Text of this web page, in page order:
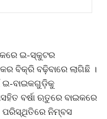
ଇ-ସ୍କୁଟର
ବିକ୍ରି ବଢ଼ିବାରେ ଲାଗିଛି ।
ଇ-ବାଇକଗୁଡ଼ିକୁ
ବର୍ଷା ଋତୁରେ ବାଇକରେ
ପରିସ୍ଥିତିରେ ନିମ୍ବସ